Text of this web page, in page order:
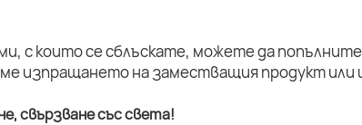
с които се сблъскате, можете да
изпращането на заместващия продукт
свързване със света!